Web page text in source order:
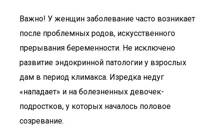
Важно! У женщин заболевание часто возникает
после проблемных родов, искусственного
прерывания беременности. Не исключено
развитие эндокринной патологии у взрослых
дам в период климакса. Изредка недуг
«нападает» и на болезненных девочек-
подростков, у которых началось половое
созревание.